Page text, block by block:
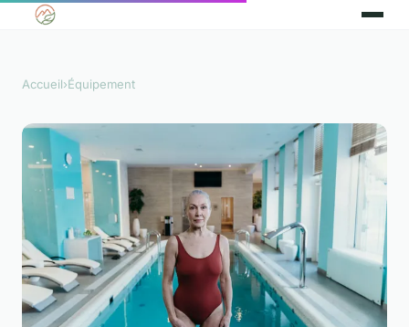
Accueil›Équipement